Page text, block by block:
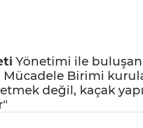
Yönetimi ile buluşan
Mücadele Birimi
değil, kaçak